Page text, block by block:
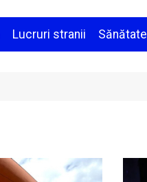
Lucruri stranii Sănătate